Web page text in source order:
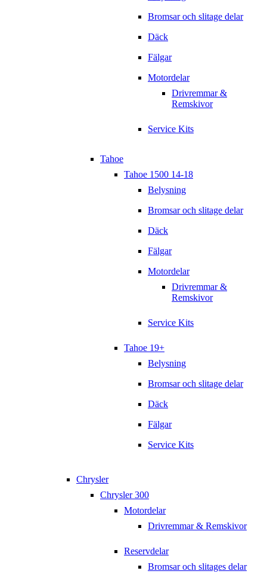
Bromsar och slitage delar
Däck
Fälgar
Motordelar
Drivremmar &
Remskivor
Service Kits
Tahoe
Tahoe 1500 14-18
Belysning
Bromsar och slitage delar
Däck
Fälgar
Motordelar
Drivremmar &
Remskivor
Service Kits
Tahoe 19+
Belysning
Bromsar och slitage delar
Däck
Fälgar
Service Kits
Chrysler
Chrysler 300
Motordelar
Drivremmar & Remskivor
Reservdelar
Bromsar och slitages delar